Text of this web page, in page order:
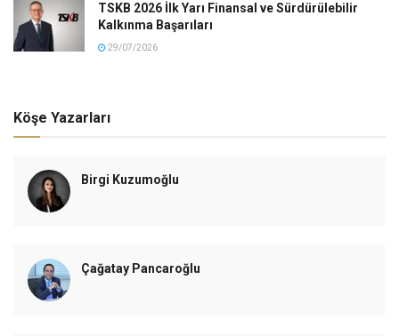
TSKB 2026 İlk Yarı Finansal ve Sürdürülebilir
Kalkınma Başarıları
29/07/2026
Köşe Yazarları
Birgi Kuzumoğlu
Çağatay Pancaroğlu